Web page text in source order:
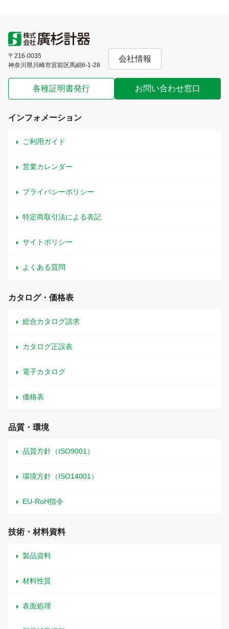
〒216-0035
神奈川県川崎市宮前区馬絹6-1-28
会社情報
各種証明書発行 お問い合わせ窓口
インフォメーション
ご利用ガイド
営業カレンダー
プライバシーポリシー
特定商取引法による表記
サイトポリシー
よくある質問
カタログ・価格表
総合カタログ請求
カタログ正誤表
電子カタログ
価格表
品質・環境
品質方針（ISO9001）
環境方針（ISO14001）
EU-RoH指令
技術・材料資料
製品資料
材料性質
表面処理